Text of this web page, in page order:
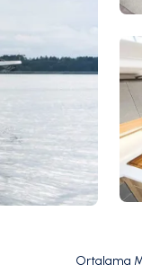
Ortalama